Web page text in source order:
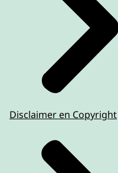
Disclaimer en Copyright